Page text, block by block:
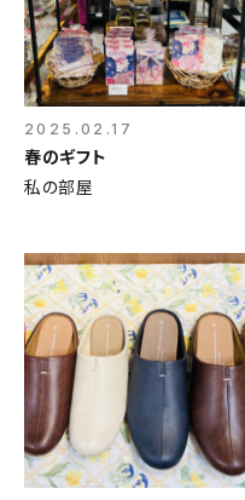
2025.02.17
春のギフト
私の部屋